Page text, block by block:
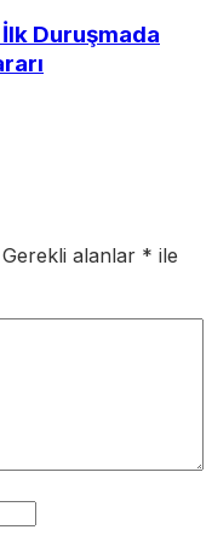
Duruşmada
Gerekli alanlar * ile